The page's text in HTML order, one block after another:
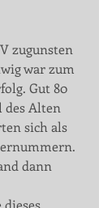
zugunsten
war zum
Gut 80
des Alten
sich als
dann